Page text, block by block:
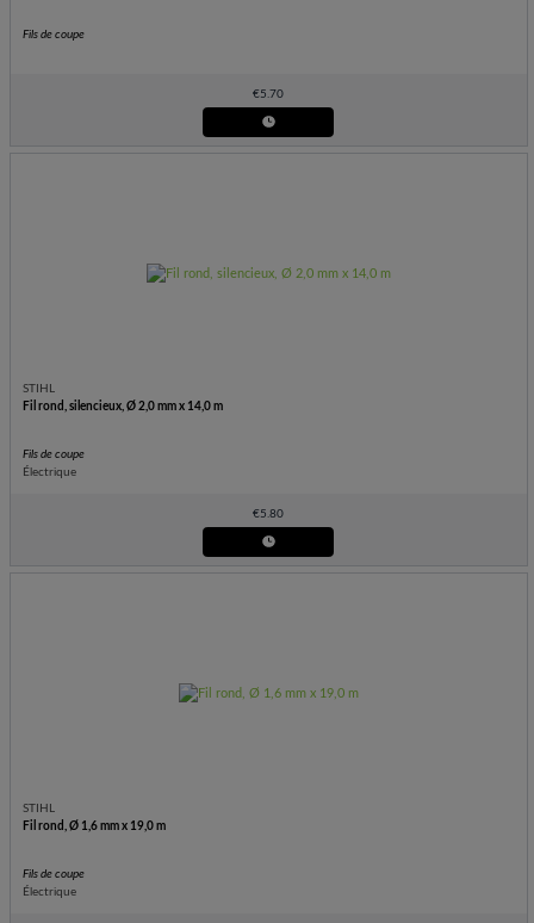
Fils de coupe
€5.70
STIHL
Fil rond, silencieux, Ø 2,0 mm x 14,0 m
Fils de coupe
Électrique
€5.80
STIHL
Fil rond, Ø 1,6 mm x 19,0 m
Fils de coupe
Électrique